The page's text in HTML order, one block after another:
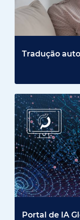
Tradução
Portal de IA